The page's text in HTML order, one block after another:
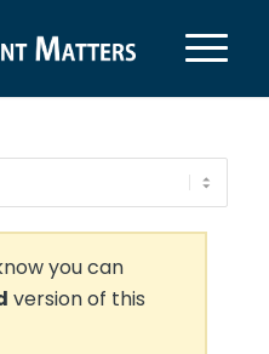
you can
version of this